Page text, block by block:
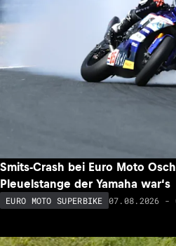
Smits-Crash bei Euro Moto
Pleuelstange der Yamaha war‘s
EURO MOTO SUPERBIKE 07.08.2026 -